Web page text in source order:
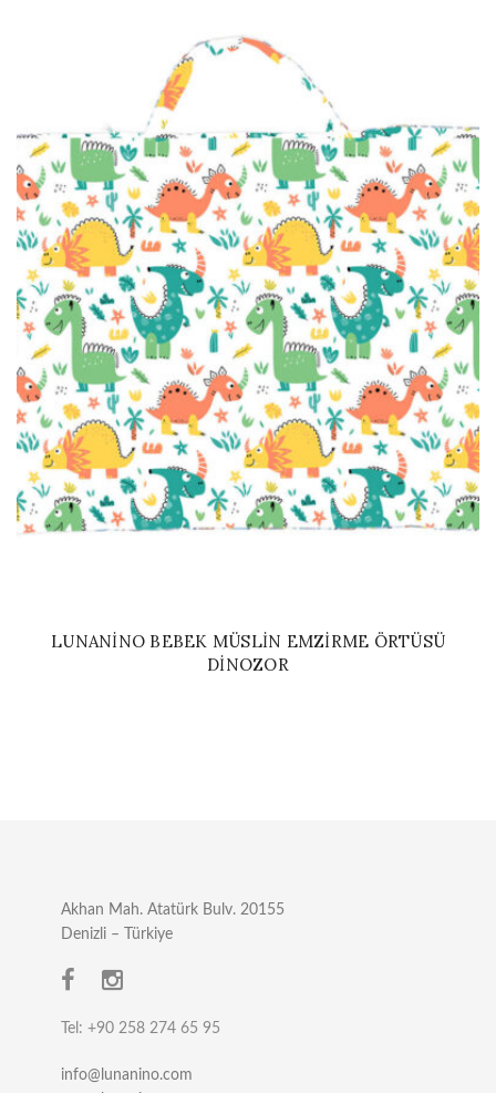
LUNANINO BEBEK MÜSLIN EMZIRME ÖRTÜSÜ
DINOZOR
Akhan Mah. Atatürk Bulv. 20155
Denizli – Türkiye
Tel: +90 258 274 65 95
info@lunanino.com